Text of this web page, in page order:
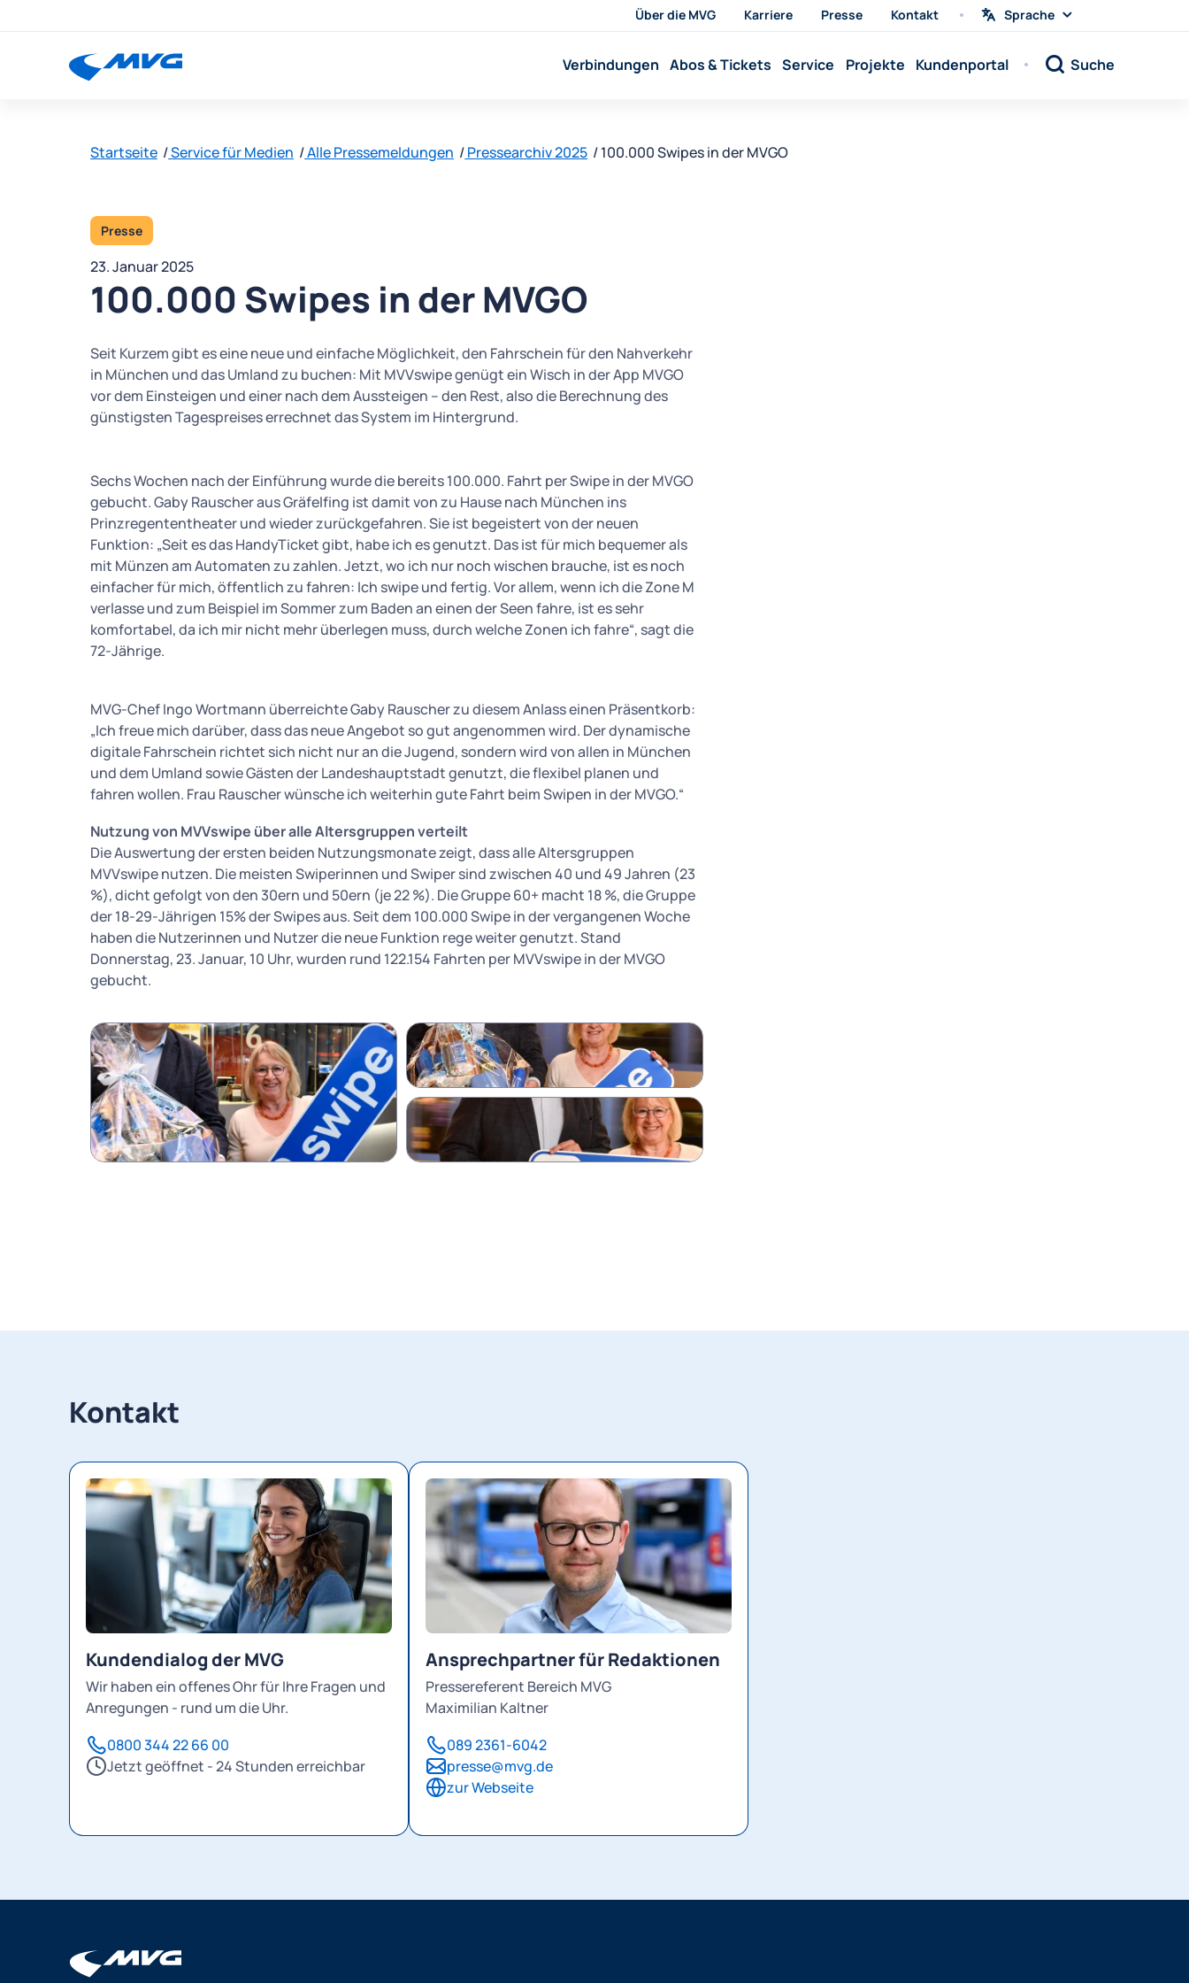
Über die MVG Karriere Presse Kontakt
Sprache
Sprache
Verbindungen Abos & Tickets Service Projekte Kundenportal Suche
Startseite Service für Medien Alle Pressemeldungen Pressearchiv 2025 100.000 Swipes in der MVGO
Presse
23. Januar 2025
100.000 Swipes in der MVGO
Seit Kurzem gibt es eine neue und einfache Möglichkeit, den Fahrschein für den Nahverkehr
in München und das Umland zu buchen: Mit MVVswipe genügt ein Wisch in der App MVGO
vor dem Einsteigen und einer nach dem Aussteigen – den Rest, also die Berechnung des
günstigsten Tagespreises errechnet das System im Hintergrund.
Sechs Wochen nach der Einführung wurde die bereits 100.000. Fahrt per Swipe in der MVGO
gebucht. Gaby Rauscher aus Gräfelfing ist damit von zu Hause nach München ins
Prinzregententheater und wieder zurückgefahren. Sie ist begeistert von der neuen
Funktion: „Seit es das HandyTicket gibt, habe ich es genutzt. Das ist für mich bequemer als
mit Münzen am Automaten zu zahlen. Jetzt, wo ich nur noch wischen brauche, ist es noch
einfacher für mich, öffentlich zu fahren: Ich swipe und fertig. Vor allem, wenn ich die Zone M
verlasse und zum Beispiel im Sommer zum Baden an einen der Seen fahre, ist es sehr
komfortabel, da ich mir nicht mehr überlegen muss, durch welche Zonen ich fahre“, sagt die
72-Jährige.
MVG-Chef Ingo Wortmann überreichte Gaby Rauscher zu diesem Anlass einen Präsentkorb:
„Ich freue mich darüber, dass das neue Angebot so gut angenommen wird. Der dynamische
digitale Fahrschein richtet sich nicht nur an die Jugend, sondern wird von allen in München
und dem Umland sowie Gästen der Landeshauptstadt genutzt, die flexibel planen und
fahren wollen. Frau Rauscher wünsche ich weiterhin gute Fahrt beim Swipen in der MVGO.“
Nutzung von MVVswipe über alle Altersgruppen verteilt
Die Auswertung der ersten beiden Nutzungsmonate zeigt, dass alle Altersgruppen
MVVswipe nutzen. Die meisten Swiperinnen und Swiper sind zwischen 40 und 49 Jahren (23
%), dicht gefolgt von den 30ern und 50ern (je 22 %). Die Gruppe 60+ macht 18 %, die Gruppe
der 18-29-Jährigen 15% der Swipes aus. Seit dem 100.000 Swipe in der vergangenen Woche
haben die Nutzerinnen und Nutzer die neue Funktion rege weiter genutzt. Stand
Donnerstag, 23. Januar, 10 Uhr, wurden rund 122.154 Fahrten per MVVswipe in der MVGO
gebucht.
Kontakt
Kundendialog der MVG
Wir haben ein offenes Ohr für Ihre Fragen und
Anregungen - rund um die Uhr.
0800 344 22 66 00
Jetzt geöffnet - 24 Stunden erreichbar
Ansprechpartner für Redaktionen
Pressereferent Bereich MVG
Maximilian Kaltner
089 2361-6042
presse@mvg.de
zur Webseite